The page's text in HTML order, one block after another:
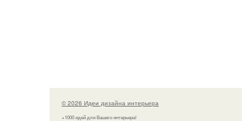
© 2026 Идеи дизайна интерьера
+1000 идей для Вашего интерьера!